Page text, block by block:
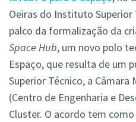
Oeiras do Instituto
palco da formalização da
Space Hub, um novo polo
Espaço, que resulta de um
Superior Técnico, a Câmara
(Centro de Engenharia e
Cluster. O acordo tem